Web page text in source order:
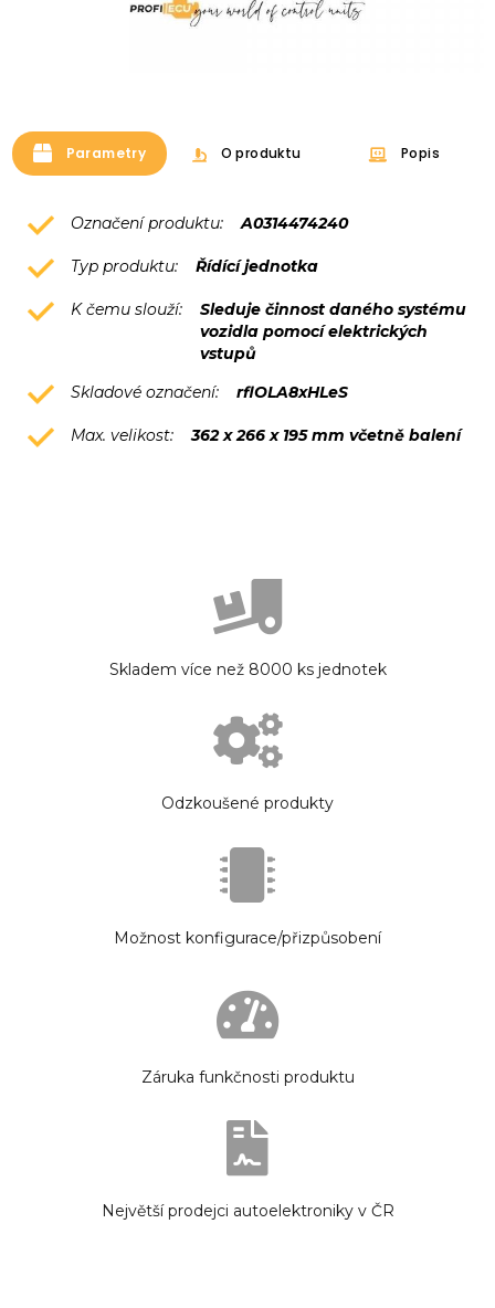
Parametry O produktu Popis
Označení produktu: A0314474240
Typ produktu: Řídící jednotka
K čemu slouží:
Sleduje činnost daného systému
vozidla pomocí elektrických
vstupů
Skladové označení:
rflOLA8xHLeS
Max. velikost: 362 x 266 x 195 mm včetně balení
Skladem více než 8000 ks jednotek
Odzkoušené produkty
Možnost konfigurace/přizpůsobení
Záruka funkčnosti produktu
Největší prodejci autoelektroniky v ČR